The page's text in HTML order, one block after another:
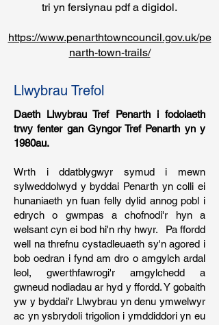
tri yn fersiynau pdf a digidol.
https://www.penarthtowncouncil.gov.uk/pe
narth-town-trails/
Llwybrau Trefol
Daeth Llwybrau Tref Penarth i fodolaeth
trwy fenter gan Gyngor Tref Penarth yn y
1980au.
Wrth i ddatblygwyr symud i mewn
sylweddolwyd y byddai Penarth yn colli ei
hunaniaeth yn fuan felly dylid annog pobl i
edrych o gwmpas a chofnodi'r hyn a
welsant cyn ei bod hi'n rhy hwyr. Pa ffordd
well na threfnu cystadleuaeth sy'n agored i
bob oedran i fynd am dro o amgylch ardal
leol, gwerthfawrogi'r amgylchedd a
gwneud nodiadau ar hyd y ffordd. Y gobaith
yw y byddai'r Llwybrau yn denu ymwelwyr
ac yn ysbrydoli trigolion i ymddiddori yn eu